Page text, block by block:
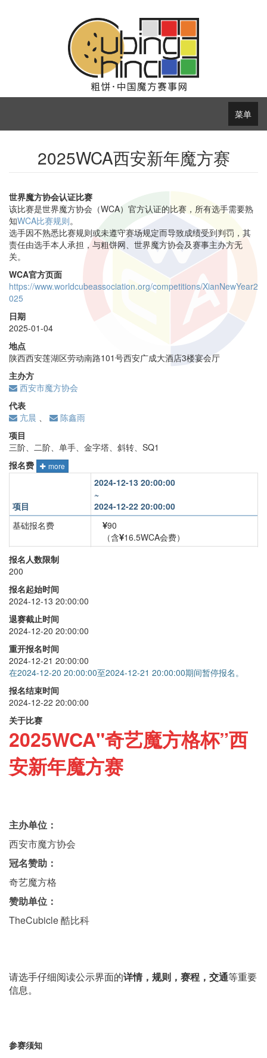
菜单
2025WCA西安新年魔方赛
世界魔方协会认证比赛
该比赛是世界魔方协会（WCA）官方认证的比赛，所有选手需要熟
知WCA比赛规则。
选手因不熟悉比赛规则或未遵守赛场规定而导致成绩受到判罚，其
责任由选手本人承担，与粗饼网、世界魔方协会及赛事主办方无
关。
WCA官方页面
https://www.worldcubeassociation.org/competitions/XianNewYear2
025
日期
2025-01-04
地点
陕西西安莲湖区劳动南路101号西安广成大酒店3楼宴会厅
主办方
西安市魔方协会
代表
亢晨
陈鑫雨
项目
三阶、二阶、单手、金字塔、斜转、SQ1
报名费
more
项目
2024-12-13 20:00:00
~
2024-12-22 20:00:00
基础报名费
90
（含 16.5WCA会费）
三阶
单手
金字塔
斜转
SQ1
报名人数限制
200
报名起始时间
2024-12-13 20:00:00
退赛截止时间
2024-12-20 20:00:00
重开报名时间
2024-12-21 20:00:00
在2024-12-20 20:00:00至2024-12-21 20:00:00期间暂停报名。
报名结束时间
2024-12-22 20:00:00
关于比赛
2025WCA"奇艺魔方格杯”西
安新年魔方赛
主办单位：
西安市魔方协会
冠名赞助：
奇艺魔方格
赞助单位：
TheCubicle 酷比科
请选手仔细阅读公示界面的详情，规则，赛程，交通等重要
信息。
参赛须知